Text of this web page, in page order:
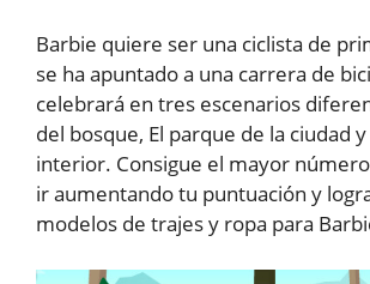
Barbie quiere ser una ciclista de
se ha apuntado a una carrera de
celebrará en tres escenarios
del bosque, El parque de la ciudad
interior. Consigue el mayor
ir aumentando tu puntuación y
modelos de trajes y ropa para